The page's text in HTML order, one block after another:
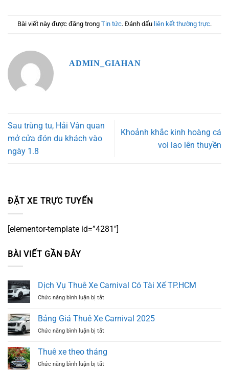
Bài viết này được đăng trong Tin tức. Đánh dấu liên kết thường trực.
ADMIN_GIAHAN
Sau trùng tu, Hải Vân quan
mở cửa đón du khách vào
ngày 1.8
Khoảnh khắc kinh hoàng cá
voi lao lên thuyền
ĐẶT XE TRỰC TUYẾN
[elementor-template id=”4281″]
BÀI VIẾT GẦN ĐÂY
Dịch Vụ Thuê Xe Carnival Có Tài Xế TP.HCM
Chức năng bình luận bị tắtở
Vụ
Thuê
Xe
Có
Tài
Xế
Bảng Giá Thuê Xe Carnival 2025
Chức năng bình luận bị tắtở
Thuê
Xe
Thuê xe theo tháng
Chức năng bình luận bị tắtở